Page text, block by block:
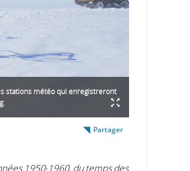
stations météo qui enregistreront
Partager
1950-1960, du temps des